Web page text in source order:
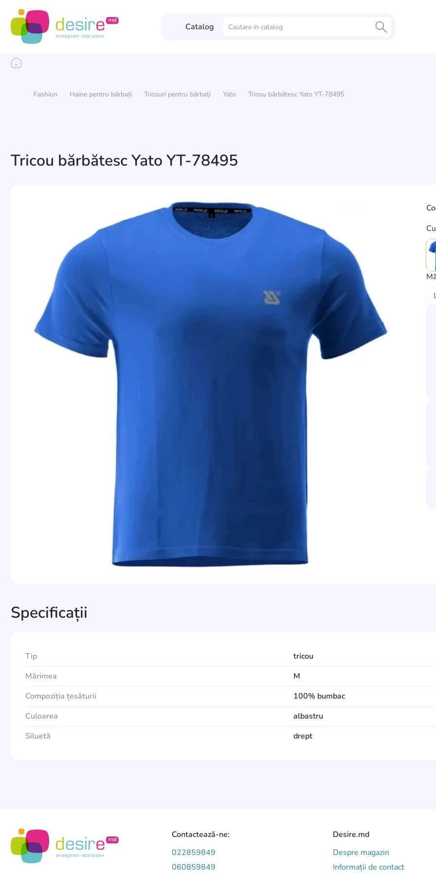
Catalog
Fashion Haine pentru bărbați Tricouri pentru bărbați Yato Tricou bărbătesc Yato YT-78495
Tricou bărbătesc Yato YT-78495
Specificații
Tip
tricou
Mărimea
M
Compoziția țesăturii
100% bumbac
Culoarea
albastru
Siluetă
drept
Contactează-ne:
022859849
060859849
Desire.md
Despre magazin
Informații de contact